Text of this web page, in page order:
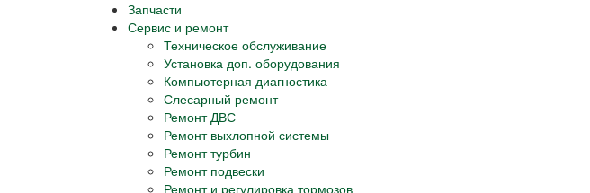
Запчасти
Сервис и ремонт
Техническое обслуживание
Установка доп. оборудования
Компьютерная диагностика
Слесарный ремонт
Ремонт ДВС
Ремонт выхлопной системы
Ремонт турбин
Ремонт подвески
Ремонт и регулировка тормозов